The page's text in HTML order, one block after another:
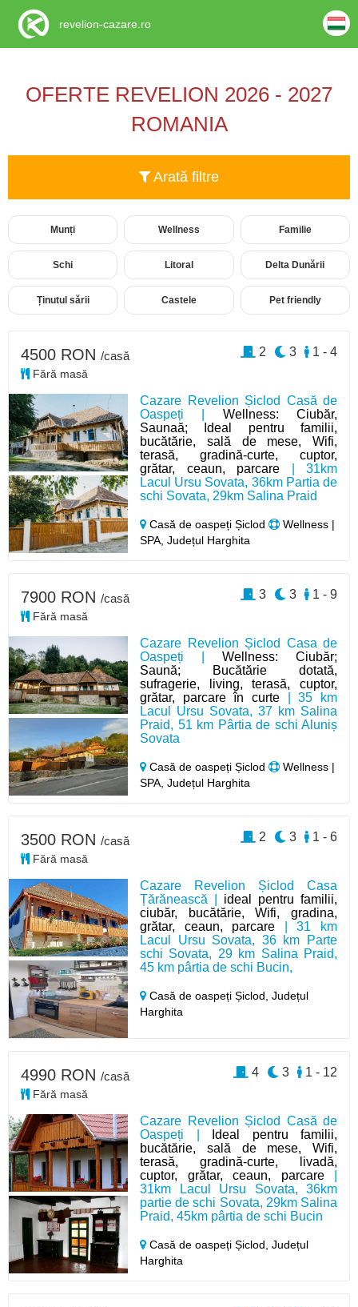
OFERTE REVELION 2026 - 2027
ROMANIA
Arată filtre
Munți Wellness Familie
Schi Litoral Delta Dunării
Ținutul sării Castele Pet friendly
Cazare Revelion Șiclod Casă de
Oaspeți | Wellness: Ciubăr,
Saunaă; Ideal pentru familii,
bucătărie, sală de mese, Wifi,
terasă, gradină-curte, cuptor,
grătar, ceaun, parcare | 31km
Lacul Ursu Sovata, 36km Partia de
schi Sovata, 29km Salina Praid
Casă de oaspeți Șiclod
Wellness |
SPA, Județul Harghita
4500 RON /casă
Fără masă
1 - 4
3
2
Cazare Revelion Șiclod Casa de
Oaspeți |Wellness: Ciubăr;
Saună; Bucătărie dotată,
sufragerie, living, terasă, cuptor,
grătar, parcare în curte | 35 km
Lacul Ursu Sovata, 37 km Salina
Praid, 51 km Pârtia de schi Aluniș
Sovata
Casă de oaspeți Șiclod
Wellness |
SPA, Județul Harghita
7900 RON /casă
Fără masă
1 - 9
3
3
Cazare Revelion Șiclod Casa
Țărănească | ideal pentru familii,
ciubăr, bucătărie, Wifi, gradina,
grătar, ceaun, parcare | 31 km
Lacul Ursu Sovata, 36 km Parte
schi Sovata, 29 km Salina Praid,
45 km pârtia de schi Bucin,
Casă de oaspeți Șiclod,Județul
Harghita
3500 RON /casă
Fără masă
1 - 6
3
2
Cazare Revelion Șiclod Casă de
Oaspeți |
Ideal pentru familii,
bucătărie, sală de mese, Wifi,
terasă, gradină-curte, livadă,
cuptor, grătar, ceaun, parcare|
31km Lacul Ursu Sovata, 36km
partie de schi Sovata, 29km Salina
Praid, 45km pârtia de schi Bucin
Casă de oaspeți Șiclod,Județul
Harghita
4990 RON /casă
Fără masă
1 - 12
3
4
revelion-cazare.ro